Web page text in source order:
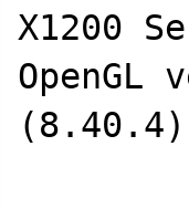
X1200
(8.40.4)